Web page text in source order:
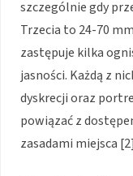
szczególnie gdy
Trzecia to 24-70
zastępuje kilka
jasności. Każdą z
dyskrecji oraz
powiązać z
zasadami miejsca